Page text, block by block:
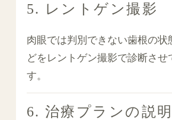
5. レントゲン撮影
肉眼では判別できない歯根の状
どをレントゲン撮影で診断させ
す。
6. 治療プランの説明